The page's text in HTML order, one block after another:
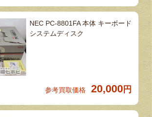
NEC PC-8801FA 本体 キーボード
システムディスク
参考買取価格 20,000 円